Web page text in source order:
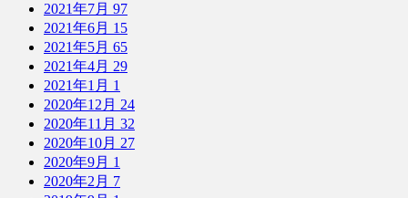
2021年7月 97
2021年6月 15
2021年5月 65
2021年4月 29
2021年1月 1
2020年12月 24
2020年11月 32
2020年10月 27
2020年9月 1
2020年2月 7